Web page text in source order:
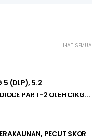
LIHAT SEMUA
5 (DLP), 5.2
PART-2 OLEH CIKG...
PECUT SKOR